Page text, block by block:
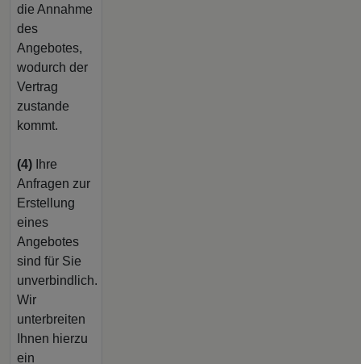
die Annahme
des
Angebotes,
wodurch der
Vertrag
zustande
kommt.
(4) Ihre
Anfragen zur
Erstellung
eines
Angebotes
sind für Sie
unverbindlich.
Wir
unterbreiten
Ihnen hierzu
ein